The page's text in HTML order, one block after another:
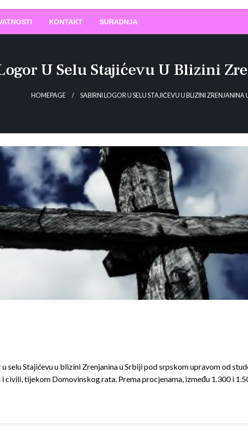
KONTAKT SURADNJA
U Selu Stajićevu U Blizini
HOMEPAGE SABIRNI LOGOR U SELU STAJIĆEVU U BLIZINI ZRENJANINA U
selu Stajićevu u blizini Zrenjanina u Srbiji pod srpskom upravom od
civili, tijekom Domovinskog rata. Prema procjenama, između 1.300 i